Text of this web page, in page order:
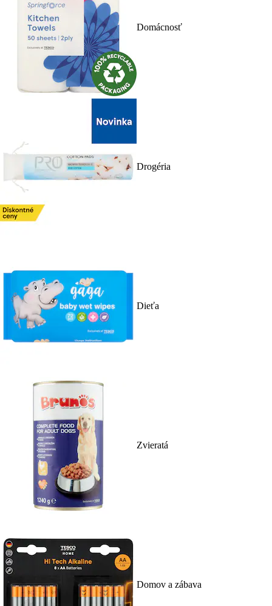
Domácnosť
Drogéria
Dieťa
Zvieratá
Domov a zábava